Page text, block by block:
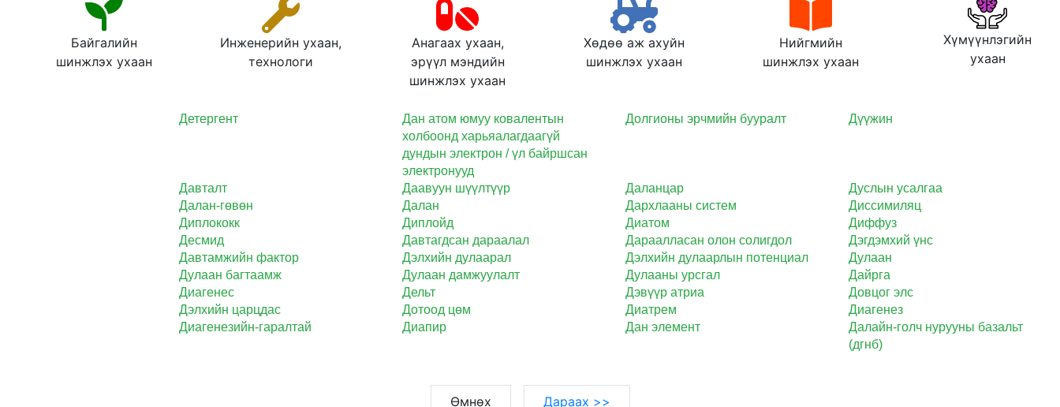
Байгалийн
шинжлэх ухаан
Инженерийн ухаан,
технологи
Анагаах ухаан,
эрүүл мэндийн
шинжлэх ухаан
Хөдөө аж ахуйн
шинжлэх ухаан
Нийгмийн
шинжлэх ухаан
Хүмүүнлэгийн
ухаан
Детергент
Дан атом юмуу ковалентын
холбоонд харьяалагдаагүй
дундын электрон / үл байршсан
электронууд
Долгионы эрчмийн бууралт Дүүжин
Давталт Даавуун шүүлтүүр Даланцар
Дуслын усалгаа
Далан-гөвөн
Далан Дархлааны систем
Диссимиляц
Диплококк
Диплойд Диатом
Диффуз
Десмид
Давтагдсан дараалал Дараалласан олон солигдол
Дэгдэмхий үнс
Давтамжийн фактор
Дэлхийн дулаарал Дэлхийн дулаарлын потенциал
Дулаан
Дулаан багтаамж
Дулаан дамжуулалт Дулааны урсгал
Дайрга
Диагенес
Дельт Дэвүүр атриа
Довцог элс
Дэлхийн царцдас
Дотоод цөм Диатрем
Диагенез
Диагенезийн-гаралтай
Диaпир Дан элемент
Далайн-голч нурууны базальт
(дгнб)
Өмнөх Дараах >>